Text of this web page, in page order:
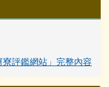
寮評鑑網站」完整內容